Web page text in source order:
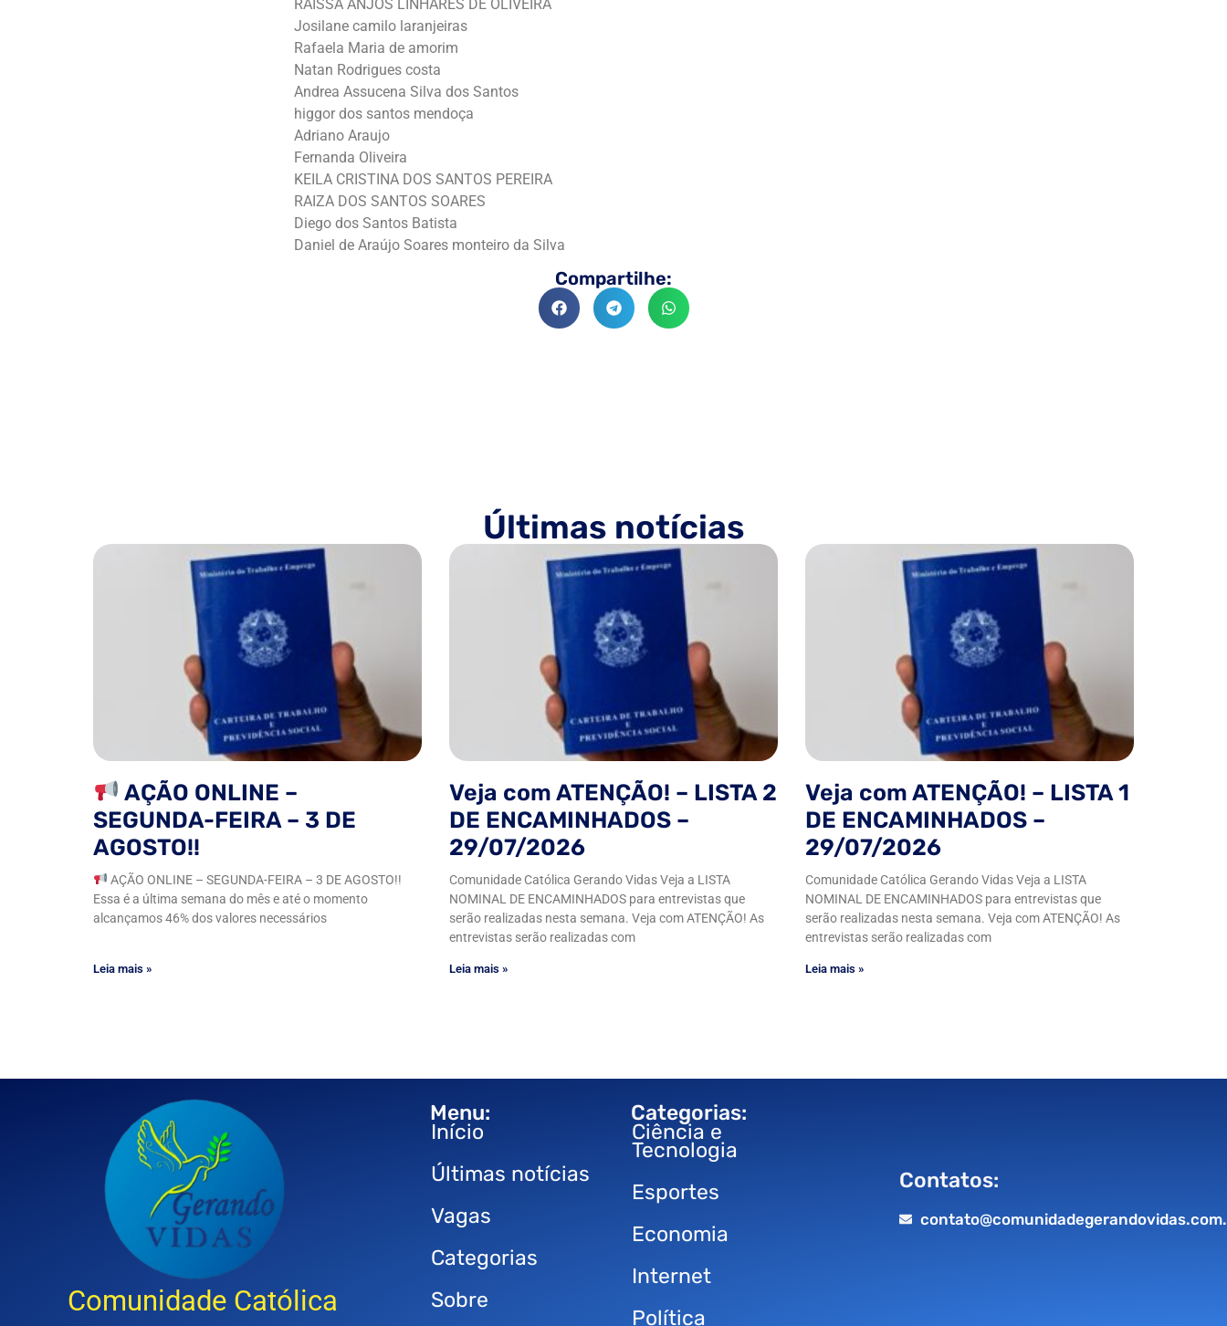
RAISSA ANJOS LINHARES DE OLIVEIRA
Josilane camilo laranjeiras
Rafaela Maria de amorim
Natan Rodrigues costa
Andrea Assucena Silva dos Santos
higgor dos santos mendoça
Adriano Araujo
Fernanda Oliveira
KEILA CRISTINA DOS SANTOS PEREIRA
RAIZA DOS SANTOS SOARES
Diego dos Santos Batista
Daniel de Araújo Soares monteiro da Silva
Compartilhe:
Últimas notícias
AÇÃO ONLINE –
SEGUNDA-FEIRA – 3 DE
AGOSTO!!
AÇÃO ONLINE – SEGUNDA-FEIRA – 3 DE AGOSTO!!
Essa é a última semana do mês e até o momento
alcançamos 46% dos valores necessários
Leia mais »
Veja com ATENÇÃO! – LISTA 2
DE ENCAMINHADOS –
29/07/2026
Comunidade Católica Gerando Vidas Veja a LISTA
NOMINAL DE ENCAMINHADOS para entrevistas que
serão realizadas nesta semana. Veja com ATENÇÃO! As
entrevistas serão realizadas com
Leia mais »
Veja com ATENÇÃO! – LISTA 1
DE ENCAMINHADOS –
29/07/2026
Comunidade Católica Gerando Vidas Veja a LISTA
NOMINAL DE ENCAMINHADOS para entrevistas que
serão realizadas nesta semana. Veja com ATENÇÃO! As
entrevistas serão realizadas com
Leia mais »
Comunidade Católica
Menu:
Início
Últimas notícias
Vagas
Categorias
Sobre
Categorias:
Ciência e
Tecnologia
Esportes
Economia
Internet
Política
Contatos: